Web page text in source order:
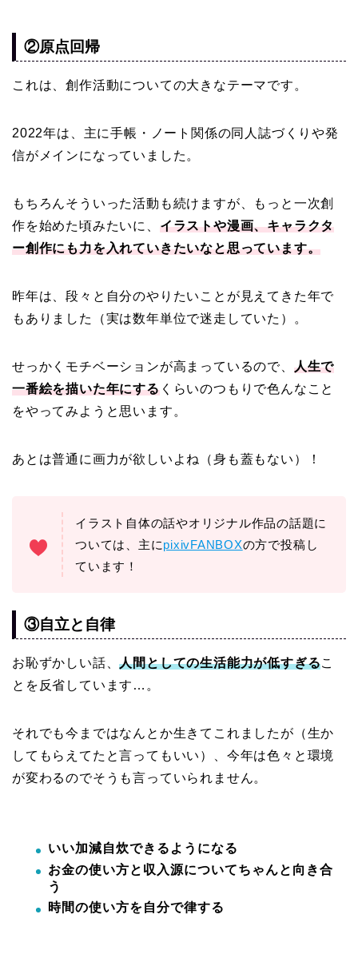
②原点回帰
これは、創作活動についての大きなテーマです。
2022年は、主に手帳・ノート関係の同人誌づくりや発
信がメインになっていました。
もちろんそういった活動も続けますが、もっと一次創
作を始めた頃みたいに、 イラストや漫画、キャラクタ
ー創作にも力を入れていきたいなと思っています。
昨年は、段々と自分のやりたいことが見えてきた年で
もありました（実は数年単位で迷走していた）。
せっかくモチベーションが高まっているので、 人生で
一番絵を描いた年にするくらいのつもりで色んなこと
をやってみようと思います。
あとは普通に画力が欲しいよね（身も蓋もない）！
イラスト自体の話やオリジナル作品の話題に
ついては、主にpixivFANBOXの方で投稿し
ています！
③自立と自律
お恥ずかしい話、人間としての生活能力が低すぎるこ
とを反省しています…。
それでも今まではなんとか生きてこれましたが（生か
してもらえてたと言ってもいい）、今年は色々と環境
が変わるのでそうも言っていられません。
いい加減自炊できるようになる
お金の使い方と収入源についてちゃんと向き合
う
時間の使い方を自分で律する